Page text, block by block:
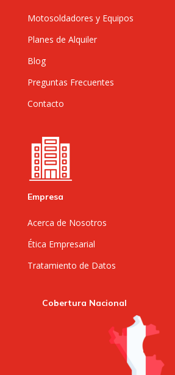
Motosoldadores y Equipos
Planes de Alquiler
Blog
Preguntas Frecuentes
Contacto
Empresa
Acerca de Nosotros
Ética Empresarial
Tratamiento de Datos
Cobertura Nacional